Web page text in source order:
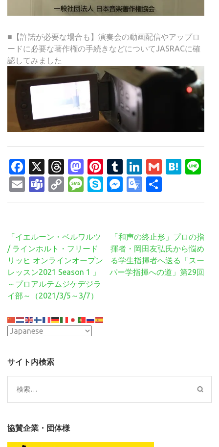
■【許諾が必要な場合も】演奏会の動画配信やアップロ
ードに必要な著作権の手続きなどについてJASRACに確
認してみました
Facebook
X Threads
Mastodon
Pinterest
Tumblr
LinkedIn
Gmail
EmailTeams
Copy
Link
Message
SkypeMessenger
Google
Translate
有
投
稿
ナ
ビ
ゲ
ー
ョ
ン
「イエルーン・ベルワルツ
/ ラインホルト・フリード
リッヒ オンラインオープン
レッスン2021 Season 1 」
～プロアルテムジケデジラ
イ部～（2021/3/5～3/7）
「和声の終止形」プロの指
揮者・岡田友弘氏から悩め
る学生指揮者へ送る「スー
パー学指揮への道」第29回
サイト内検索
検
索:
協賛企業・団体様